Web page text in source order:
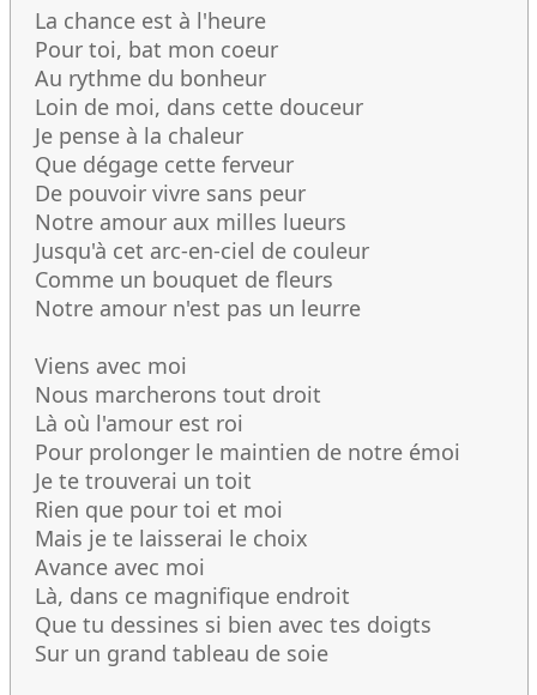
La chance est à l'heure
Pour toi, bat mon coeur
Au rythme du bonheur
Loin de moi, dans cette douceur
Je pense à la chaleur
Que dégage cette ferveur
De pouvoir vivre sans peur
Notre amour aux milles lueurs
Jusqu'à cet arc-en-ciel de couleur
Comme un bouquet de fleurs
Notre amour n'est pas un leurre
Viens avec moi
Nous marcherons tout droit
Là où l'amour est roi
Pour prolonger le maintien de notre émoi
Je te trouverai un toit
Rien que pour toi et moi
Mais je te laisserai le choix
Avance avec moi
Là, dans ce magnifique endroit
Que tu dessines si bien avec tes doigts
Sur un grand tableau de soie